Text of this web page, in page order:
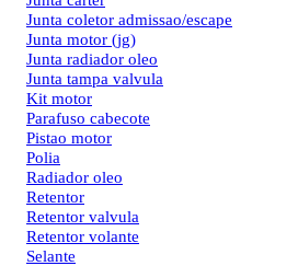
Junta coletor admissao/escape
Junta motor (jg)
Junta radiador oleo
Junta tampa valvula
Kit motor
Parafuso cabecote
Pistao motor
Polia
Radiador oleo
Retentor
Retentor valvula
Retentor volante
Selante